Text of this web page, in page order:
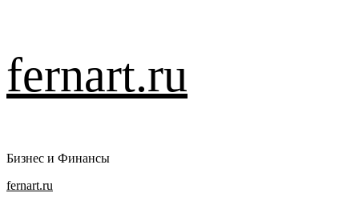
Перейти
к
содержимому
fernart.ru
Бизнес и Финансы
Основное
fernart.ru